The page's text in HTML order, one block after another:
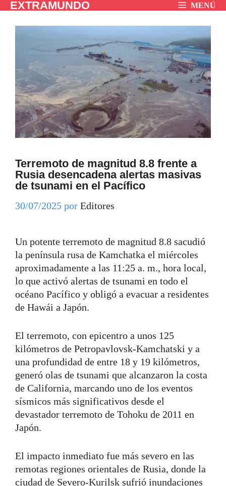
SaltarEXTRAMUNDO MENÚ
Terremoto de magnitud 8.8 frente a
Rusia desencadena alertas masivas
de tsunami en el Pacífico
30/07/2025 por Editores
Un potente terremoto de magnitud 8.8 sacudió
la península rusa de Kamchatka el miércoles
aproximadamente a las 11:25 a. m., hora local,
lo que activó alertas de tsunami en todo el
océano Pacífico y obligó a evacuar a residentes
de Hawái a Japón.
El terremoto, con epicentro a unos 125
kilómetros de Petropavlovsk-Kamchatski y a
una profundidad de entre 18 y 19 kilómetros,
generó olas de tsunami que alcanzaron la costa
de California, marcando uno de los eventos
sísmicos más significativos desde el
devastador terremoto de Tohoku de 2011 en
Japón.
El impacto inmediato fue más severo en las
remotas regiones orientales de Rusia, donde la
ciudad de Severo-Kurilsk sufrió inundaciones